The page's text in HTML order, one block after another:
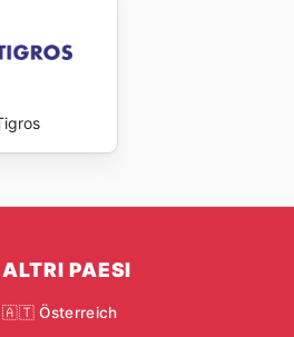
ALTRI PAESI
🇦🇹 Österreich